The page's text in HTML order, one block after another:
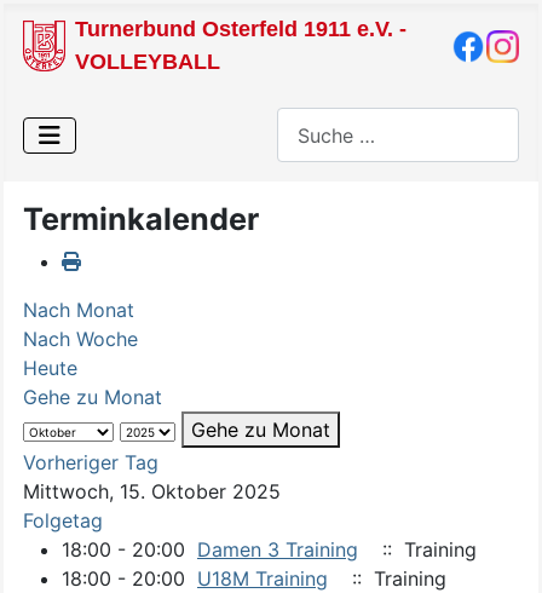
Turnerbund Osterfeld 1911 e.V. -
VOLLEYBALL
Terminkalender
Nach Monat
Nach Woche
Heute
Gehe zu Monat
Gehe zu Monat
Vorheriger Tag
Mittwoch, 15. Oktober 2025
Folgetag
18:00 - 20:00 Damen 3 Training
:: Training
18:00 - 20:00 U18M Training
:: Training